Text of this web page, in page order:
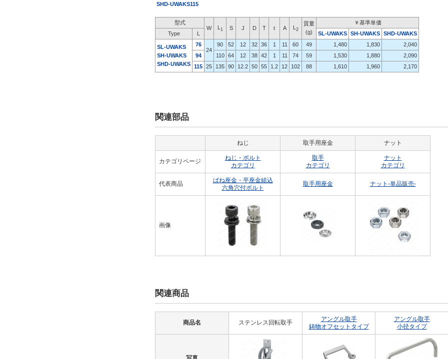
SHD-UWAKS115
型式
W
1 S J D T t A 2
質量
(g)
￥基準単価
Type
SL-UWAKS SH-UWAKS SHD-UWAKS
SL-UWAKS
SH-UWAKS
SHD-UWAKS
76
24
90 52 12 32 36 1 11 60 49 1,480 1,830
2,040
94
110 64 12 38 42 1 11 74 59 1,530 1,880
2,090
115 25 135 90 12.2 50 55 1.2 12 102 88 1,610 1,960 2,170
関連部品
ねじ 取手用座金 ナット
カテゴリページ
ねじ・ボルト
カテゴリ
取手
カテゴリ
ナット
カテゴリ
代表商品
ばね座金・平座金組込
六角穴付ボルト
取手用座金 ナット-単品販売-
画像
関連商品
商品名 ステンレス回転取手
アングル取手
鋳物オフセットタイプ
アングル取手
小径タイプ